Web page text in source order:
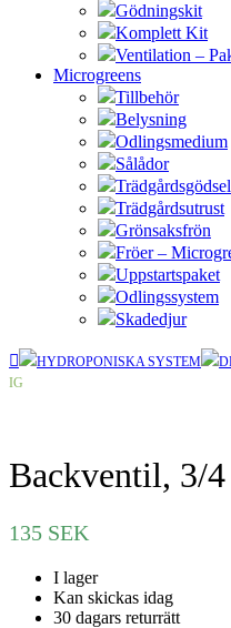
Gödningskit
Komplett Kit
Ventilation –
Microgreens
Tillbehör
Belysning
Odlingsmedium
Sålådor
Trädgårdsgödsel
Trädgårdsutrust
Grönsaksfrön
Fröer –
Uppstartspaket
Odlingssystem
Skadedjur
HYDROPONISKA SYSTEM
IG
Backventil, 3/
135 SEK
I lager
Kan skickas idag
30 dagars returrätt